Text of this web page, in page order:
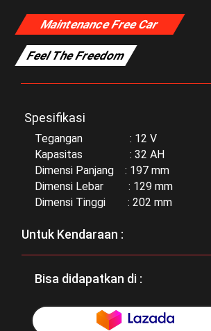
Maintenance Free Car
Feel The Freedom
Spesifikasi
Tegangan : 12 V
Kapasitas : 32 AH
Dimensi Panjang : 197 mm
Dimensi Lebar : 129 mm
Dimensi Tinggi : 202 mm
Untuk Kendaraan :
Bisa didapatkan di :